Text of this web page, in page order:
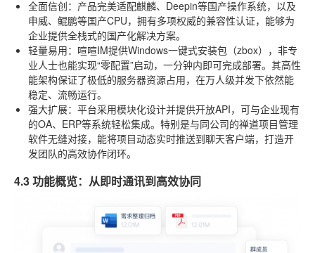
全面信创：产品完美适配麒麟、Deepin等国产操作系统，以及
申威、鲲鹏等国产CPU，拥有多项权威的兼容性认证，能够为
企业提供全栈式的国产化解决方案。
轻量易用：喧喧IM提供Windows一键式安装包（zbox），非专
业人士也能实现“零配置”启动，一分钟内即可完成部署。其高性
能架构保证了极低的服务器资源占用，在万人级并发下依然能
稳定、流畅运行。
强大扩展：平台采用模块化设计并提供开放API，可与企业现有
的OA、ERP等系统轻松集成。特别是与同公司的禅道项目管理
软件无缝对接，能将项目动态实时推送到聊天客户端，打造开
发团队的高效协作闭环。
4.3 功能概览：从即时通讯到高效协同